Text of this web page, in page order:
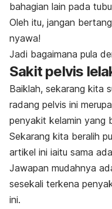
bahagian lain pada
Oleh itu, jangan
nyawa!
Jadi bagaimana pula
Sakit pelvis
Baiklah, sekarang kita
radang pelvis ini
penyakit kelamin yang
Sekarang kita beralih
artikel ini iaitu sama
Jawapan mudahnya
sesekali terkena
ini.